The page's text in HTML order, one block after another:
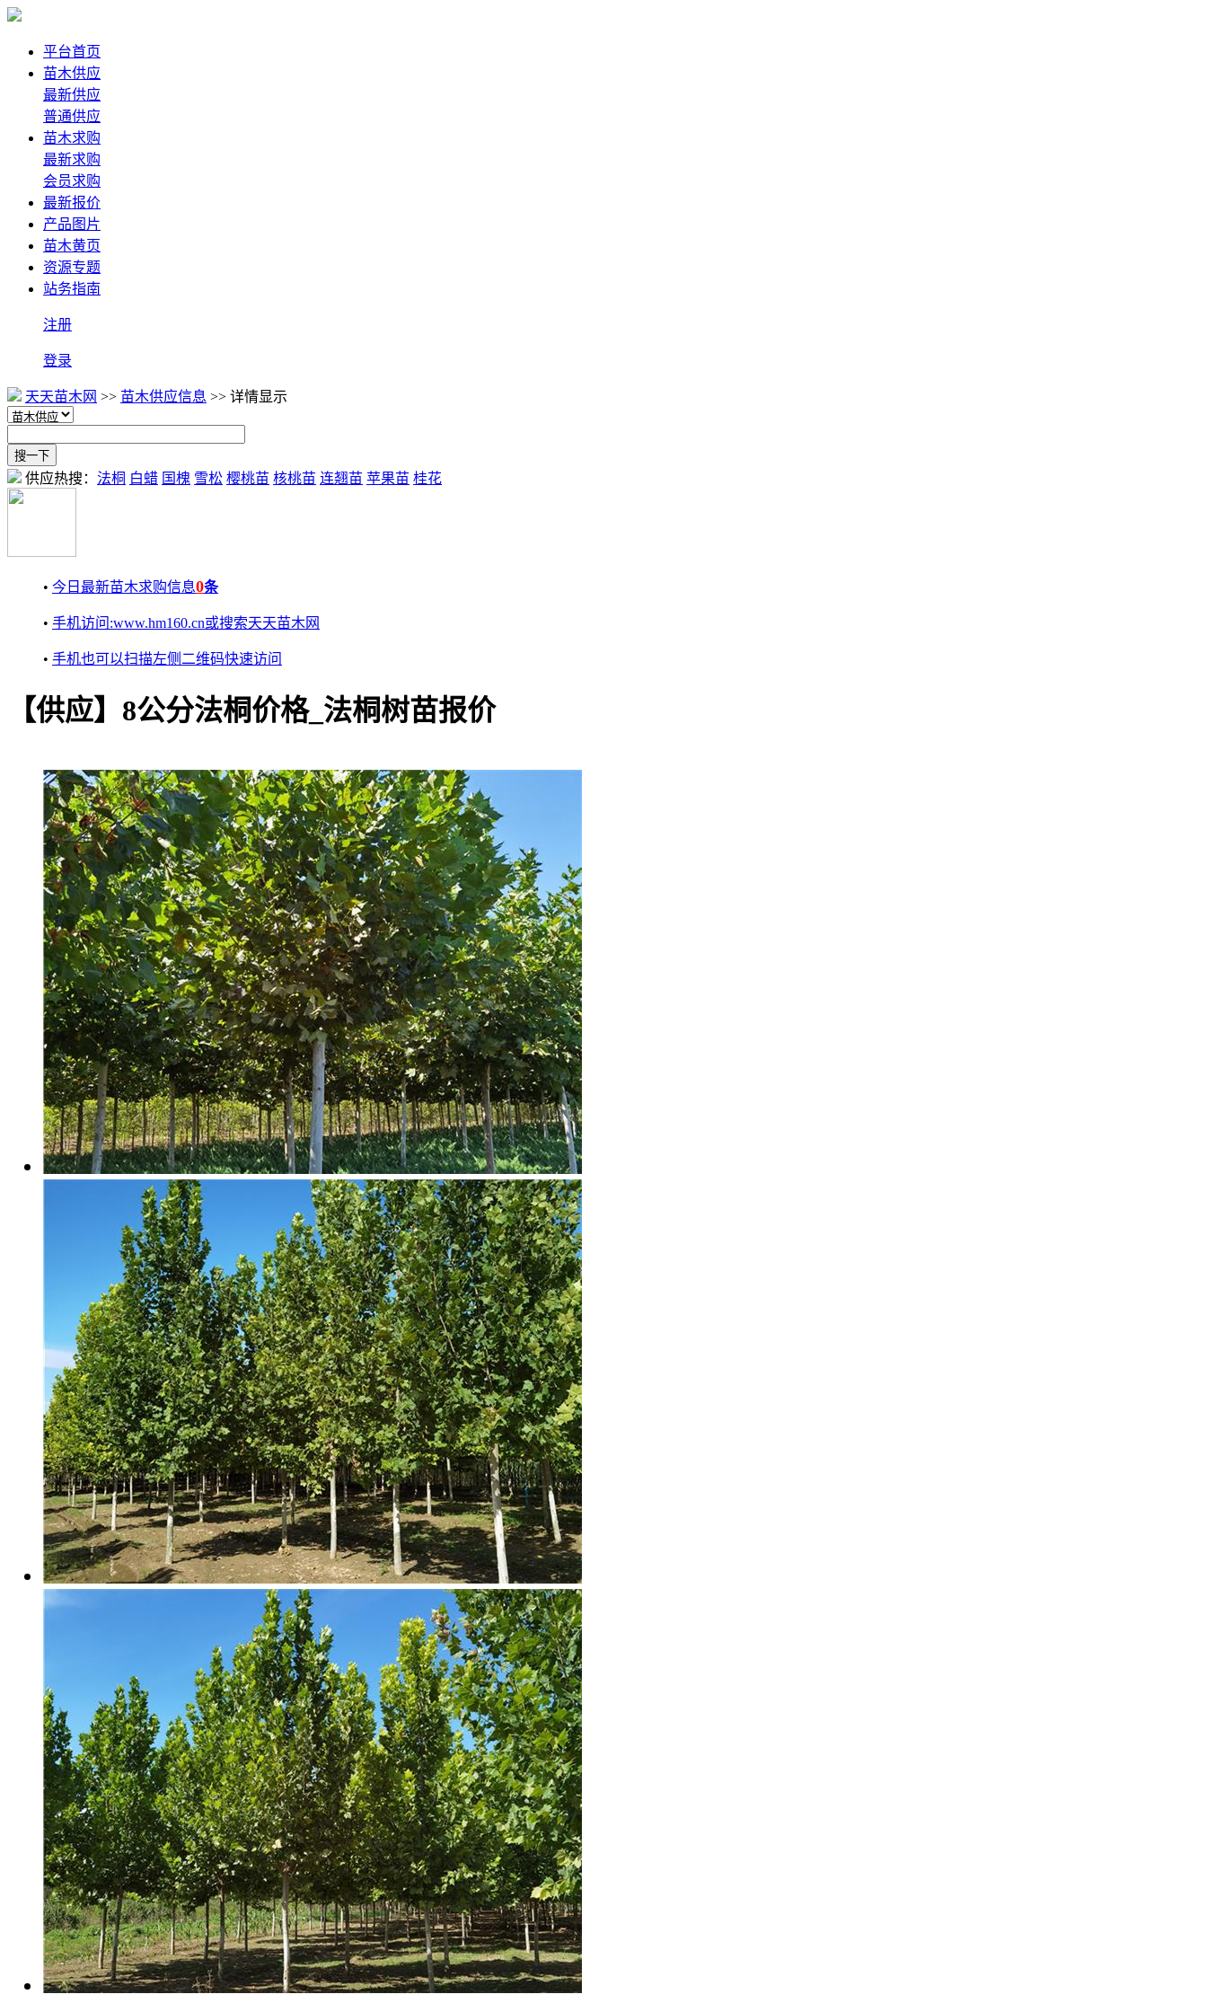
平台首页
苗木供应
最新供应
普通供应
苗木求购
最新求购
会员求购
最新报价
产品图片
苗木黄页
资源专题
站务指南
注册
登录
天天苗木网 >> 苗木供应信息 >> 详情显示
供应热搜： 法桐 白蜡 国槐 雪松 樱桃苗 核桃苗 连翘苗 苹果苗 桂花
• 今日最新苗木求购信息0条
• 手机访问:www.hm160.cn或搜索天天苗木网
• 手机也可以扫描左侧二维码快速访问
【供应】8公分法桐价格_法桐树苗报价